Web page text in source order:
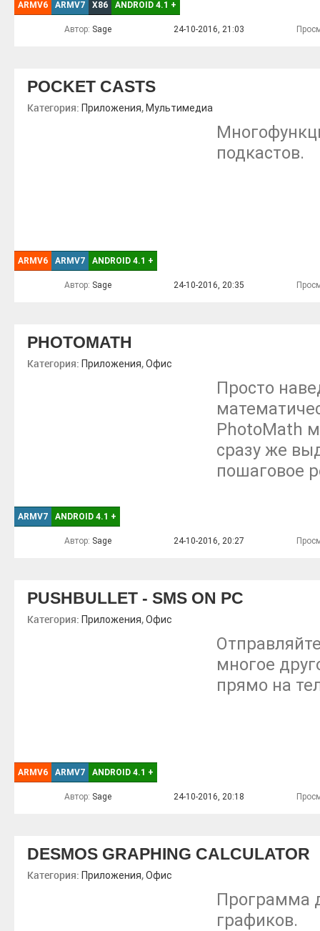
ARMV6 ARMV7 X86 ANDROID 4.1 +
Автор: Sage 24-10-2016, 21:03
POCKET CASTS
Категория: Приложения, Мультимедиа
подкастов.
ARMV6 ARMV7 ANDROID 4.1 +
Автор: Sage 24-10-2016, 20:35
PHOTOMATH
Категория: Приложения,Офис
Просто
PhotoMath
сразу же
пошаговое
ARMV7 ANDROID 4.1 +
Автор: Sage 24-10-2016, 20:27
PUSHBULLET - SMS ON PC
Категория: Приложения,Офис
многое
прямо на
ARMV6 ARMV7 ANDROID 4.1 +
Автор: Sage 24-10-2016, 20:18
DESMOS GRAPHING CALCULATOR
Категория: Приложения,Офис
Программа
графиков.